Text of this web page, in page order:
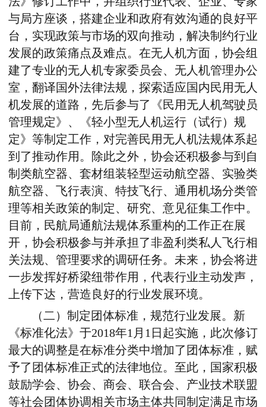
与局方座谈，搭建企业和政府有效沟通的良好平
台，实现政策与市场的双向推动，解决制约行业
发展的政策痛点及难点。在无人机方面，协会组
建了专业的无人机专家委员会、无人机管理办公
室，翻译国外法律法规，探索适应国内民用无人
机发展的道路，先后参与了《民用无人机驾驶员
管理规定》、《轻小型无人机运行（试行）规
定》等制定工作，对完善民用无人机法规体系起
到了推动作用。除此之外，协会还积极参与到自
制类航空器、套材组装轻型运动航空器、实验类
航空器、飞行表演、特技飞行、通用机场分类管
理等相关政策的制定、研究、意见征集工作中。
目前，民航局通航法规体系重构的工作正在展
开，协会积极参与并承担了非盈利类私人飞行相
关法规、管理要求的调研任务。未来，协会将进
一步发挥好桥梁纽带作用，代表行业主动发声，
上传下达，营造良好的行业发展环境。
（二）制定团体标准，规范行业发展。新
《标准化法》于2018年1月1日起实施，此次修订
最大的调整是在标准分类中增加了团体标准，赋
予了团体标准正式的法律地位。至此，国家积极
鼓励学会、协会、商会、联合会、产业技术联盟
等社会团体协调相关市场主体共同制定满足市场